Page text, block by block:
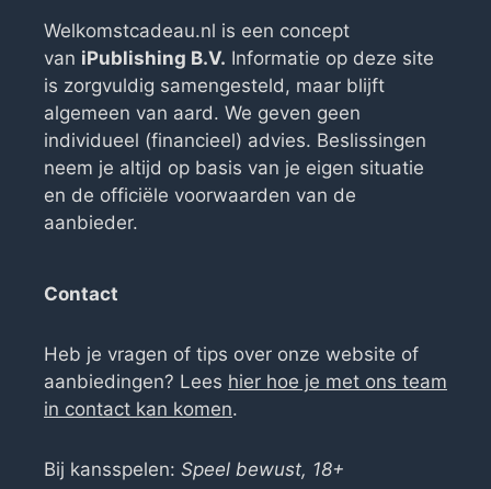
Welkomstcadeau.nl is een concept
van iPublishing B.V. Informatie op deze site
is zorgvuldig samengesteld, maar blijft
algemeen van aard. We geven geen
individueel (financieel) advies. Beslissingen
neem je altijd op basis van je eigen situatie
en de officiële voorwaarden van de
aanbieder.
Contact
Heb je vragen of tips over onze website of
aanbiedingen? Lees hier hoe je met ons team
in contact kan komen.
Bij kansspelen: Speel bewust, 18+